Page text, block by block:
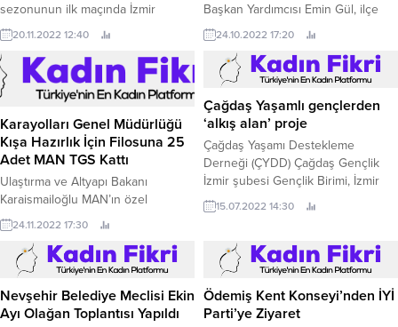
sezonunun ilk maçında İzmir
Büyükşehir Belediyespor’u 76-40
mağlup ederek sezona güzel bir
başlangıç yaptı.
20.11.2022 12:40
Başkan Yardımcısı Emin Gül, ilçe
genelinde devam eden alt ve üst
yapı çalışmalarını yerinde inceledi.
24.10.2022 17:20
Karayolları Genel Müdürlüğü
Kışa Hazırlık İçin Filosuna 25
Adet MAN TGS Kattı
Ulaştırma ve Altyapı Bakanı
Karaismailoğlu MAN’ın özel
donanımlı karla mücadele aracını
kullandı Kış mevsimine hazırlanan
Karayolları Genel Müdürlüğü (KGM),
araç ve makine parkını güçlendirme
çalışmaları kapsamında 25 adet
MAN TGS 33.
24.11.2022 17:30
Çağdaş Yaşamlı gençlerden
‘alkış alan’ proje
Çağdaş Yaşamı Destekleme
Derneği (ÇYDD) Çağdaş Gençlik
İzmir şubesi Gençlik Birimi, İzmir
Büyükşehir Belediyesi ve Köyde-İz
projesi ortaklığı ile Köyde Şenlik
köyünde gerçekleştirdi.
15.07.2022 14:30
Nevşehir Belediye Meclisi Ekin
Ayı Olağan Toplantısı Yapıldı
Ödemiş Kent Konseyi’nden İYİ
Parti’ye Ziyaret